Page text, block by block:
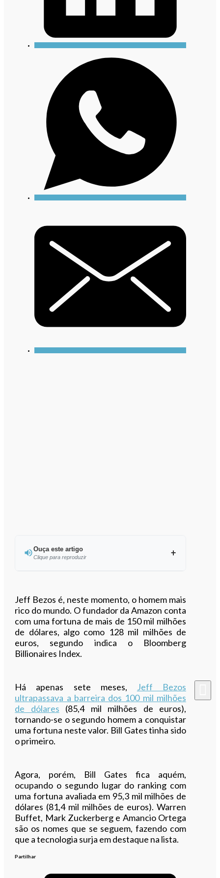
Ouça este artigo
Clique para reproduzir
Jeff Bezos é, neste momento, o homem mais
rico do mundo. O fundador da Amazon conta
com uma fortuna de mais de 150 mil milhões
de dólares, algo como 128 mil milhões de
euros, segundo indica o Bloomberg
Billionaires Index.
Há apenas sete meses, Jeff Bezos
ultrapassava a barreira dos 100 mil milhões
de dólares (85,4 mil milhões de euros),
tornando-se o segundo homem a conquistar
uma fortuna neste valor. Bill Gates tinha sido
o primeiro.
Agora, porém, Bill Gates fica aquém,
ocupando o segundo lugar do ranking com
uma fortuna avaliada em 95,3 mil milhões de
dólares (81,4 mil milhões de euros). Warren
Buffet, Mark Zuckerberg e Amancio Ortega
são os nomes que se seguem, fazendo com
que a tecnologia surja em destaque na lista.
Partilhar